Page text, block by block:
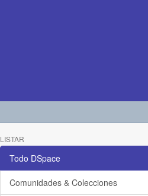
LISTAR
Todo DSpace
Comunidades & Colecciones